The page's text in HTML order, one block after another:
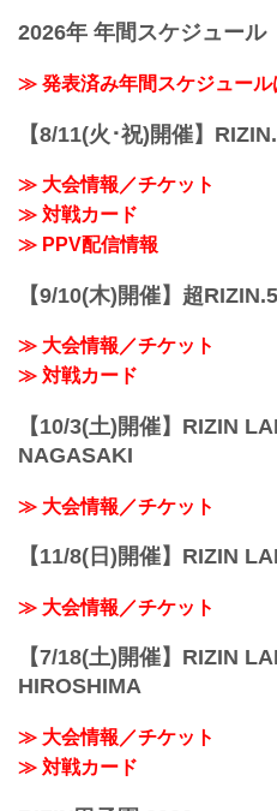
youtu.be
名称
日時
2021年
※試合内
2026年 年間スケジュール
≫ 発表済み年間スケジュール
【8/11(火･祝)開催】
≫ 大会情報／チケット
≫ 対戦カード
≫ PPV配信情報
【9/10(木)開催】超
≫ 大会情報／チケット
≫ 対戦カード
【10/3(土)開催】RIZIN
NAGASAKI
≫ 大会情報／チケット
【11/8(日)開催】RIZIN
≫ 大会情報／チケット
【7/18(土)開催】RIZIN
HIROSHIMA
≫ 大会情報／チケット
≫ 対戦カード